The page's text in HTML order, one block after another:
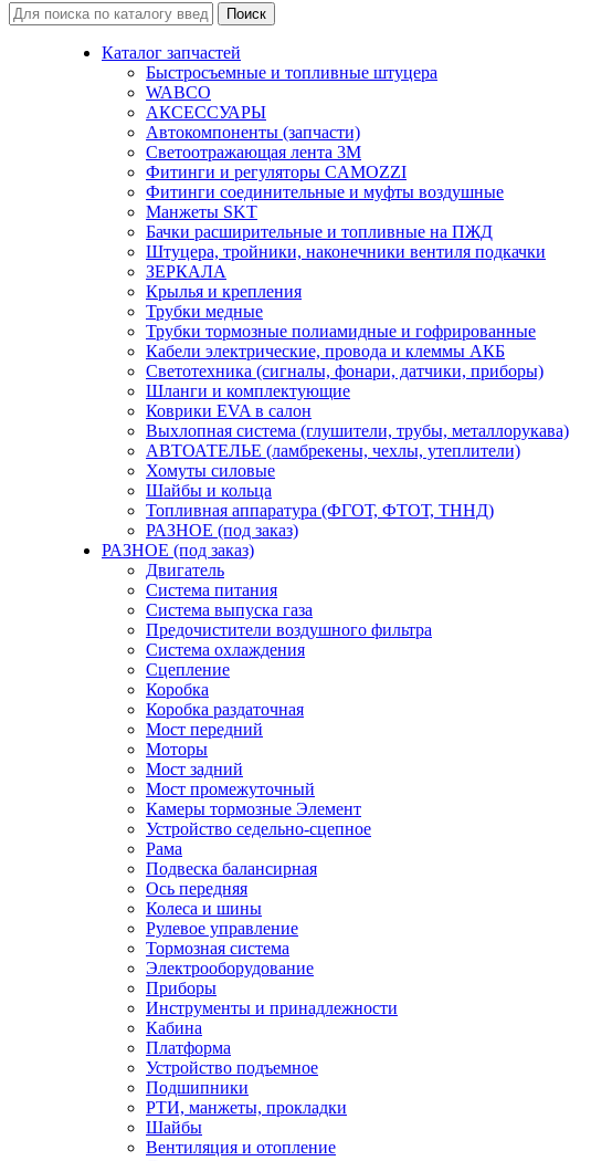
Каталог запчастей
Быстросъемные и топливные штуцера
WABCO
АКСЕССУАРЫ
Автокомпоненты (запчасти)
Светоотражающая лента 3М
Фитинги и регуляторы CAMOZZI
Фитинги соединительные и муфты воздушные
Манжеты SKT
Бачки расширительные и топливные на ПЖД
Штуцера, тройники, наконечники вентиля подкачки
ЗЕРКАЛА
Крылья и крепления
Трубки медные
Трубки тормозные полиамидные и гофрированные
Кабели электрические, провода и клеммы АКБ
Светотехника (сигналы, фонари, датчики, приборы)
Шланги и комплектующие
Коврики EVA в салон
Выхлопная система (глушители, трубы, металлорукава)
АВТОАТЕЛЬЕ (ламбрекены, чехлы, утеплители)
Хомуты силовые
Шайбы и кольца
Топливная аппаратура (ФГОТ, ФТОТ, ТННД)
РАЗНОЕ (под заказ)
РАЗНОЕ (под заказ)
Двигатель
Система питания
Система выпуска газа
Предочистители воздушного фильтра
Система охлаждения
Сцепление
Коробка
Коробка раздаточная
Мост передний
Моторы
Мост задний
Мост промежуточный
Камеры тормозные Элемент
Устройство седельно-сцепное
Рама
Подвеска балансирная
Ось передняя
Колеса и шины
Рулевое управление
Тормозная система
Электрооборудование
Приборы
Инструменты и принадлежности
Кабина
Платформа
Устройство подъемное
Подшипники
РТИ, манжеты, прокладки
Шайбы
Вентиляция и отопление